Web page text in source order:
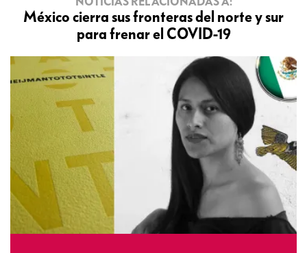
México cierra sus fronteras del norte y sur
para frenar el COVID-19